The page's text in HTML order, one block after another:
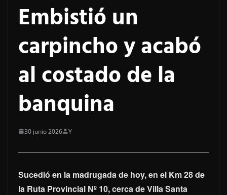
Embistió un
carpincho y acabó
al costado de la
banquina
30 junio 2026 Y
Sucedió en la madrugada de hoy, en el Km 28 de
la Ruta Provincial Nº 10, cerca de Villa Santa